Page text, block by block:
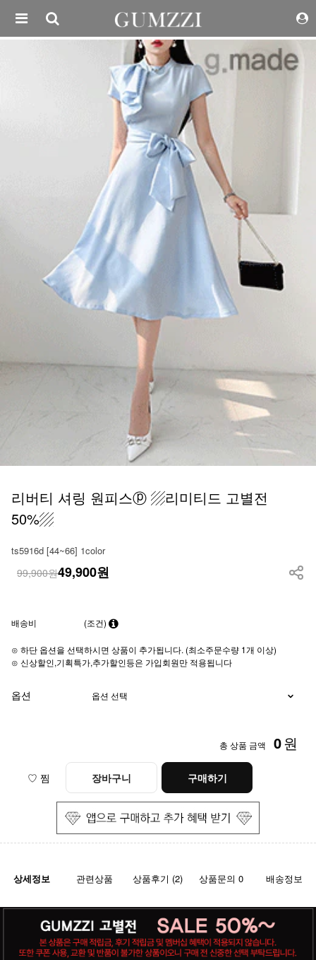
리버티 셔링 원피스ⓟ ▨리미티드 고별전
50%▨
ts5916d [44~66] 1color
99,900원49,900원
배송비 (조건)
⊙ 하단 옵션을 선택하시면 상품이 추가됩니다. (최소주문수량 1개 이상)
⊙ 신상할인,기획특가,추가할인등은 가입회원만 적용됩니다
옵션
총 상품 금액 0원
♡ 찜 장바구니 구매하기
상세정보 관련상품 상품후기 (2) 상품문의 0 배송정보